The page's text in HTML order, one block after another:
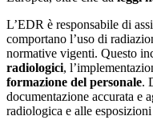
L’EDR è responsabile di
comportano l’uso di
normative vigenti. Questo
radiologici,
formazione del personale.
documentazione accurata e
radiologica e alle